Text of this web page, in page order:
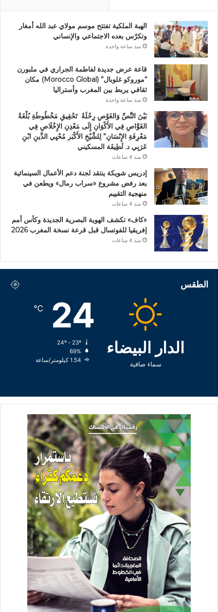
الهبة الملكية تفتتح موسم مولاي عبد الله أمغار
وتكرّس بعده الاجتماعي والإنساني
منذ ساعة واحدة
قاعة عرض جديدة لفاطمة الجراري في ملبورن
“موروكو غلوبال” (Morocco Global) مكان
ثقافي يربط بين المغرب وأستراليا
منذ ساعة واحدة
بَيْنَ النَّصِّ وَالغَوْصِ رِحْلَةُ تَحْقِيقِ مَخْطُوطَةِ بُلْغَةُ
الغَوَّاصِ فِي الأَكْوَانِ إِلَى مَعْدِنِ الإِخْلَاصِ فِي
مَعْرِفَةِ الإِنْسَانِ” لِلشَّيْخِ الأَكْبَر مُحْيِي الدِّينِ ابْنِ
عَرَبِي د. لَطِيفَة المسكيني
منذ 4 ساعات
إدريس شويكة ينتقد لجنة دعم الأعمال السينمائية
بعد رفض مشروع «سراب رمال» ويطعن في
منهجية التقييم
منذ 4 ساعات
«كاف» تكشف الهوية البصرية الجديدة وكأس أمم
إفريقيا للفوتسال قبل قرعة نسخة المغرب 2026
منذ 4 ساعات
الطقس
الدار البيضاء
سماء صافية
24
℃
69%
1.54 كيلومتر/ساعة